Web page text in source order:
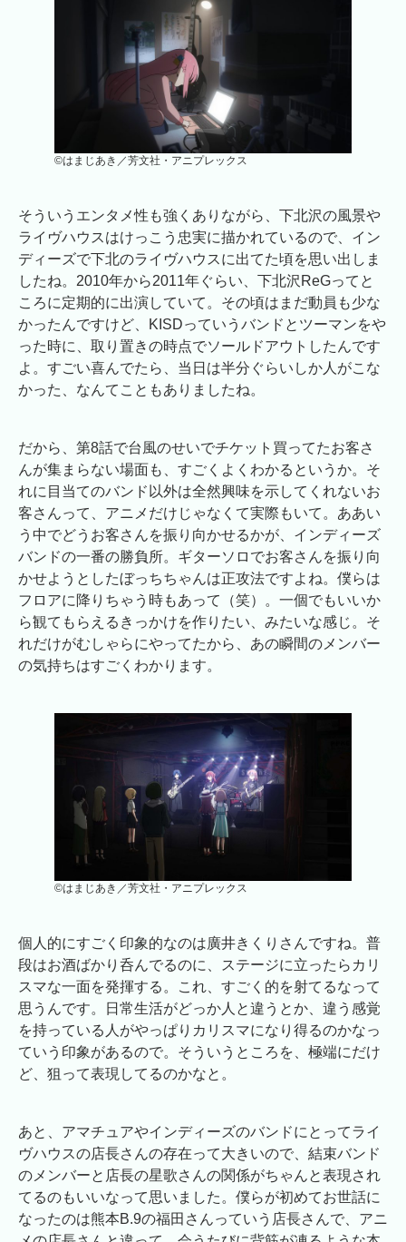
©はまじあき／芳文社・アニプレックス
そういうエンタメ性も強くありながら、下北沢の風景や
ライヴハウスはけっこう忠実に描かれているので、イン
ディーズで下北のライヴハウスに出てた頃を思い出しま
したね。2010年から2011年ぐらい、下北沢ReGってと
ころに定期的に出演していて。その頃はまだ動員も少な
かったんですけど、KISDっていうバンドとツーマンをや
った時に、取り置きの時点でソールドアウトしたんです
よ。すごい喜んでたら、当日は半分ぐらいしか人がこな
かった、なんてこともありましたね。
だから、第8話で台風のせいでチケット買ってたお客さ
んが集まらない場面も、すごくよくわかるというか。そ
れに目当てのバンド以外は全然興味を示してくれないお
客さんって、アニメだけじゃなくて実際もいて。ああい
う中でどうお客さんを振り向かせるかが、インディーズ
バンドの一番の勝負所。ギターソロでお客さんを振り向
かせようとしたぼっちちゃんは正攻法ですよね。僕らは
フロアに降りちゃう時もあって（笑）。一個でもいいか
ら観てもらえるきっかけを作りたい、みたいな感じ。そ
れだけがむしゃらにやってたから、あの瞬間のメンバー
の気持ちはすごくわかります。
©はまじあき／芳文社・アニプレックス
個人的にすごく印象的なのは廣井きくりさんですね。普
段はお酒ばかり呑んでるのに、ステージに立ったらカリ
スマな一面を発揮する。これ、すごく的を射てるなって
思うんです。日常生活がどっか人と違うとか、違う感覚
を持っている人がやっぱりカリスマになり得るのかなっ
ていう印象があるので。そういうところを、極端にだけ
ど、狙って表現してるのかなと。
あと、アマチュアやインディーズのバンドにとってライ
ヴハウスの店長さんの存在って大きいので、結束バンド
のメンバーと店長の星歌さんの関係がちゃんと表現され
てるのもいいなって思いました。僕らが初めてお世話に
なったのは熊本B.9の福田さんっていう店長さんで、アニ